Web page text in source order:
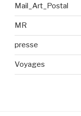
Mail_Art_Postal
MR
presse
Voyages